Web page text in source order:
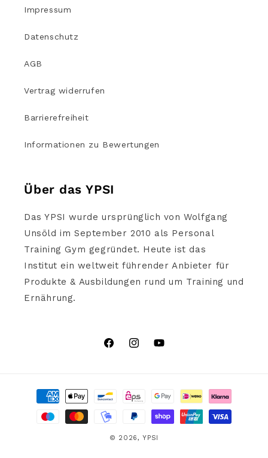
Impressum
Datenschutz
AGB
Vertrag widerrufen
Barrierefreiheit
Informationen zu Bewertungen
Über das YPSI
Das YPSI wurde ursprünglich von Wolfgang
Unsöld im September 2010 als Personal
Training Gym gegründet. Heute ist das
Institut ein weltweit führender Anbieter für
Produkte & Ausbildungen rund um Training und
Ernährung.
FacebookInstagramYouTube
Zahlungsmethoden
© 2026,YPSI